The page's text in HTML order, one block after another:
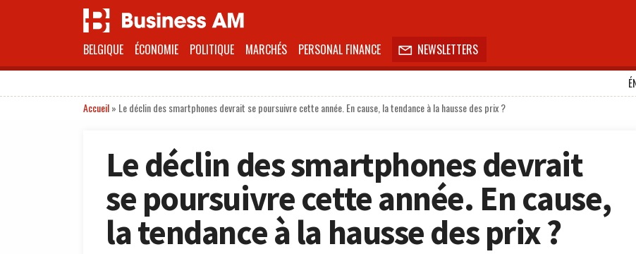
BELGIQUE ÉCONOMIE POLITIQUE MARCHÉS PERSONAL FINANCE  NEWSLETTERS
Accueil» Le déclin des smartphones devrait se poursuivre cette année. En cause, la tendance à la hausse des prix ?
Le déclin des smartphones devrait
se poursuivre cette année. En cause,
la tendance à la hausse des prix ?